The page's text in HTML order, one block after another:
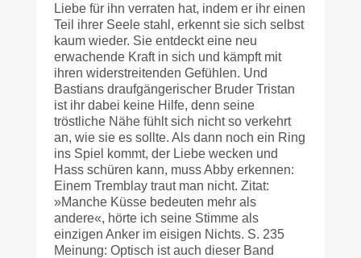
Liebe für ihn verraten hat, indem er ihr einen
Teil ihrer Seele stahl, erkennt sie sich selbst
kaum wieder. Sie entdeckt eine neu
erwachende Kraft in sich und kämpft mit
ihren widerstreitenden Gefühlen. Und
Bastians draufgängerischer Bruder Tristan
ist ihr dabei keine Hilfe, denn seine
tröstliche Nähe fühlt sich nicht so verkehrt
an, wie sie es sollte. Als dann noch ein Ring
ins Spiel kommt, der Liebe wecken und
Hass schüren kann, muss Abby erkennen:
Einem Tremblay traut man nicht. Zitat:
»Manche Küsse bedeuten mehr als
andere«, hörte ich seine Stimme als
einzigen Anker im eisigen Nichts. S. 235
Meinung: Optisch ist auch dieser Band